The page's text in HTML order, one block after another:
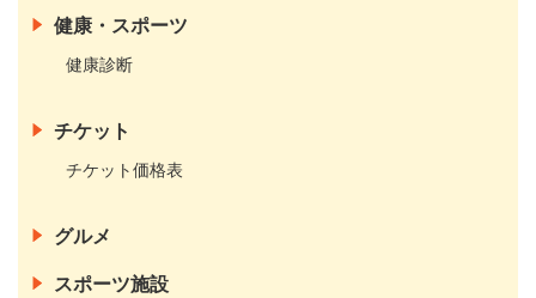
健康・スポーツ
健康診断
チケット
チケット価格表
グルメ
スポーツ施設